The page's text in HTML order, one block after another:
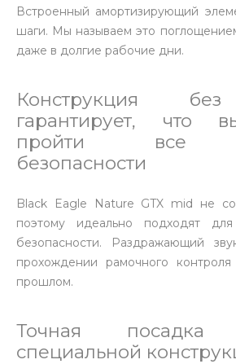
Встроенный амортизирующий
шаги. Мы называем это
даже в долгие рабочие дни.
Конструкция
гарантирует, что
пройти все
безопасности
Black Eagle Nature GTX mid не
поэтому идеально подходят
безопасности. Раздражающий
прохождении рамочного
прошлом.
Точная посадка
специальной